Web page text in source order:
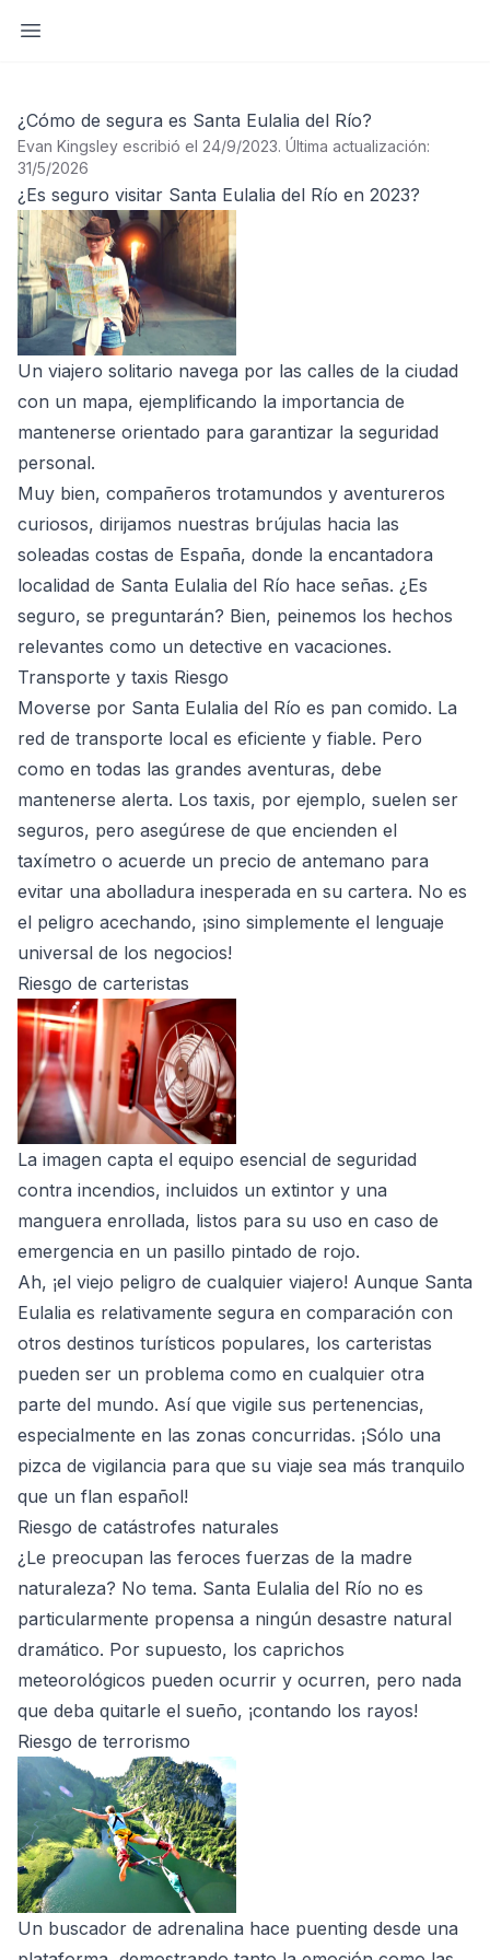
Abrir barra lateral
¿Cómo de segura es Santa Eulalia del Río?
Evan Kingsley escribió el 24/9/2023. Última actualización:
31/5/2026
¿Es seguro visitar Santa Eulalia del Río en 2023?
Un viajero solitario navega por las calles de la ciudad
con un mapa, ejemplificando la importancia de
mantenerse orientado para garantizar la seguridad
personal.
Muy bien, compañeros trotamundos y aventureros
curiosos, dirijamos nuestras brújulas hacia las
soleadas costas de España, donde la encantadora
localidad de Santa Eulalia del Río hace señas. ¿Es
seguro, se preguntarán? Bien, peinemos los hechos
relevantes como un detective en vacaciones.
Transporte y taxis Riesgo
Moverse por Santa Eulalia del Río es pan comido. La
red de transporte local es eficiente y fiable. Pero
como en todas las grandes aventuras, debe
mantenerse alerta. Los taxis, por ejemplo, suelen ser
seguros, pero asegúrese de que encienden el
taxímetro o acuerde un precio de antemano para
evitar una abolladura inesperada en su cartera. No es
el peligro acechando, ¡sino simplemente el lenguaje
universal de los negocios!
Riesgo de carteristas
La imagen capta el equipo esencial de seguridad
contra incendios, incluidos un extintor y una
manguera enrollada, listos para su uso en caso de
emergencia en un pasillo pintado de rojo.
Ah, ¡el viejo peligro de cualquier viajero! Aunque Santa
Eulalia es relativamente segura en comparación con
otros destinos turísticos populares, los carteristas
pueden ser un problema como en cualquier otra
parte del mundo. Así que vigile sus pertenencias,
especialmente en las zonas concurridas. ¡Sólo una
pizca de vigilancia para que su viaje sea más tranquilo
que un flan español!
Riesgo de catástrofes naturales
¿Le preocupan las feroces fuerzas de la madre
naturaleza? No tema. Santa Eulalia del Río no es
particularmente propensa a ningún desastre natural
dramático. Por supuesto, los caprichos
meteorológicos pueden ocurrir y ocurren, pero nada
que deba quitarle el sueño, ¡contando los rayos!
Riesgo de terrorismo
Un buscador de adrenalina hace puenting desde una